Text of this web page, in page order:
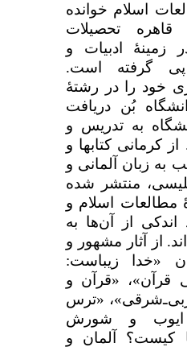
اسلام خوانده
تحصيلات
زمينۀ ادبيات و
پی گرفته است.
خود را در رشتۀ
بُن دريافت
به تدريس و
كرمانی كتاب‏ها و
به زبان آلمانی و
منتشر شده
مطالعات اسلام و
از آن‌ها به
از آثار مشهور و
«خدا زیباست:
قرآن»، «قرآن و
«ترس
ایوب و شورش
کیست؟ آلمان و